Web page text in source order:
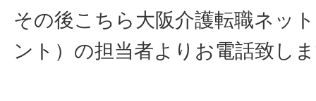
その後こちら大阪介護転職ネッ
ント）の担当者よりお電話致し